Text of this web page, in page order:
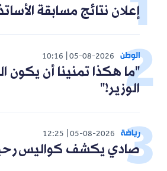
إعلان نتائج مسابقة
الوطن 05-08-2026
10:16
"ما هكذا تمنينا أن يكون
الوزير!"
رياضة 05-08-2026
12:25
صادي يكشف كواليس